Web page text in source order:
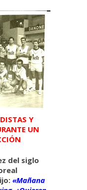
Y
UN
del siglo
«Mañana